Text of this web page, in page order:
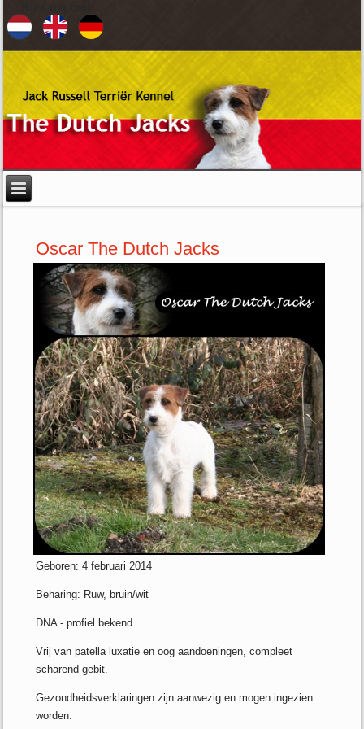
Oscar The Dutch Jacks
Geboren: 4 februari 2014
Beharing: Ruw, bruin/wit
DNA - profiel bekend
Vrij van patella luxatie en oog aandoeningen, compleet
scharend gebit.
Gezondheidsverklaringen zijn aanwezig en mogen ingezien
worden.